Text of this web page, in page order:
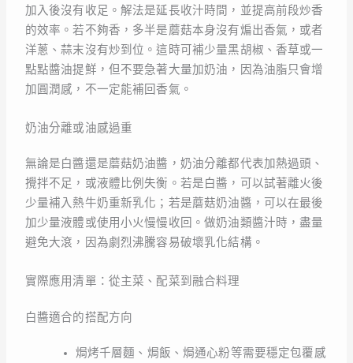
加入後沒有收足。解法是延長收汁時間，並提高前段炒香
的效率。若不夠香，多半是蘑菇本身沒有煸出香氣，或者
洋蔥、蒜末沒有炒到位。這時可補少量黑胡椒、香草或一
點點醬油提鮮，但不要急著大量加奶油，因為油脂只會增
加圓潤感，不一定能補回香氣。
奶油分離或油感過重
無論是白醬還是蘑菇奶油醬，奶油分離都代表加熱過頭、
攪拌不足，或液體比例失衡。若是白醬，可以試著離火後
少量補入熱牛奶重新乳化；若是蘑菇奶油醬，可以在最後
加少量液體或使用小火慢慢收回。做奶油類醬汁時，盡量
避免大滾，因為劇烈沸騰容易破壞乳化結構。
實際應用清單：從主菜、配菜到融合料理
白醬適合的搭配方向
焗烤千層麵、焗飯、焗通心粉等需要穩定包覆感